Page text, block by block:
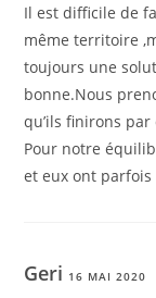
Il est difficile de
même territoire
toujours une
bonne.Nous
qu’ils finirons
Pour notre
et eux ont
Geri 16 MAI 2020